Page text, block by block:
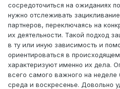
сосредоточиться на ожиданиях
нужно отслеживать
партнеров, переключаясь на
их деятельности. Такой подход
в ту или иную зависимость и
ориентироваться в
характеризуют именно их дела.
всего самого важного на неделе
среда и воскресенье. Довольно